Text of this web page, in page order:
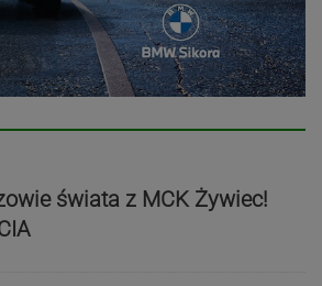
świata z MCK Żywiec!